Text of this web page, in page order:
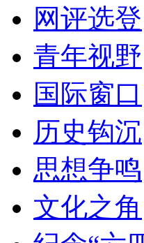
网评选登
青年视野
国际窗口
历史钩沉
思想争鸣
文化之角